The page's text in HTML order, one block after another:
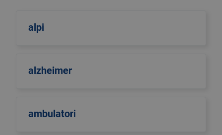
alpi
alzheimer
ambulatori